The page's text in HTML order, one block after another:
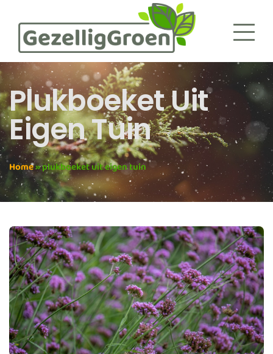
Plukboeket Uit
Eigen Tuin
Home»plukboeket uit eigen tuin